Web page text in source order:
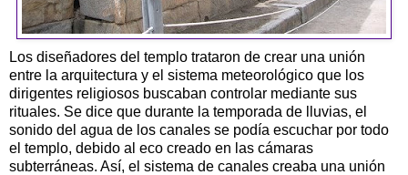
Los diseñadores del templo trataron de crear una unión
entre la arquitectura y el sistema meteorológico que los
dirigentes religiosos buscaban controlar mediante sus
rituales. Se dice que durante la temporada de lluvias, el
sonido del agua de los canales se podía escuchar por todo
el templo, debido al eco creado en las cámaras
subterráneas. Así, el sistema de canales creaba una unión